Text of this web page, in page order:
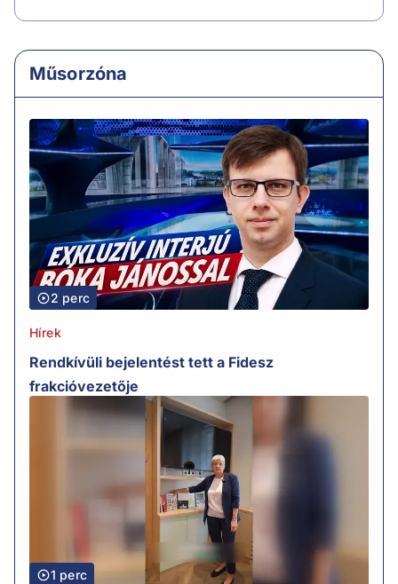
Műsorzóna
2 perc
Hírek
Rendkívüli bejelentést tett a Fidesz
frakcióvezetője
1 perc